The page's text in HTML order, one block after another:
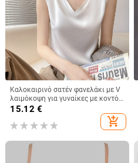
Καλοκαιρινό σατέν φανελάκι με V
λαιμόκοψη για γυναίκες με κοντό,
φαρδύ αμάνικο σλιπ κοστουμιού
15.12 €
add_shopping_cart